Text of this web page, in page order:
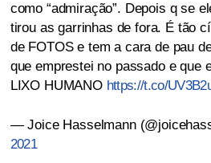
como “admiração”. Depois q se
tirou as garrinhas de fora. É tão
de FOTOS e tem a cara de pau
que emprestei no passado e que
LIXO HUMANO https://t.co/
— Joice Hasselmann
2021